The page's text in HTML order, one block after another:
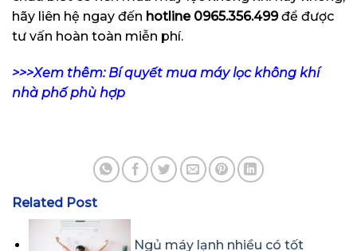
hãy liên hệ ngay đến hotline 0965.356.499để được
tư vấn hoàn toàn miễn phí.
>>>Xem thêm: Bí quyết mua máy lọc không khí
nhà phố phù hợp
Related Post
Ngủ máy lạnh nhiều có tốt